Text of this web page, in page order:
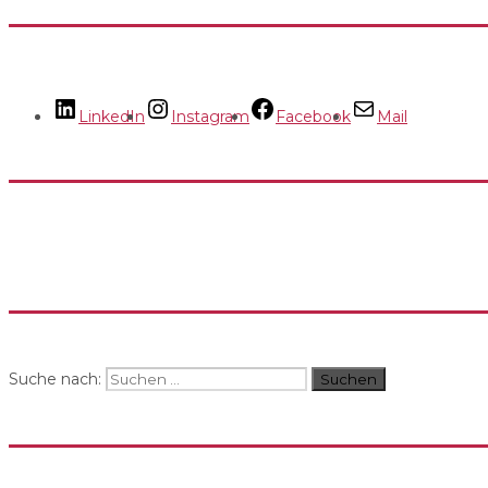
LinkedIn Instagram Facebook Mail
Suche nach: Suchen